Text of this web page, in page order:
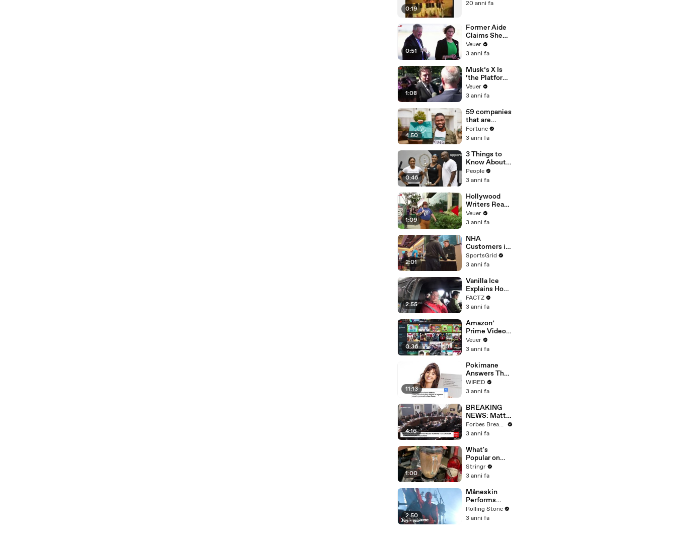
0:19
20 anni fa
0:51
Former Aide
Claims She
Was Asked to
Make a ‘Hit
Trump
Veuer
3 anni fa
1:08
Musk’s X Is
‘the Platform
With the
Largest Ratio
Misinformatio
n or
Disinformatio
n’ Amongst
All Social
Media
Platforms
Veuer
3 anni fa
4:50
59 companies
that are
changing the
world: From
Chobani
Fortune
3 anni fa
0:46
3 Things to
Know About
Coco Gauff's
Parents
People
3 anni fa
1:09
Hollywood
Writers Reach
‘Tentative
Agreement’
After 146 Day
Strike
Veuer
3 anni fa
2:01
NHA
Customers in
Limbo as
Company
Potential
Merger
SportsGrid
3 anni fa
2:55
Vanilla Ice
Explains How
the 90’s
Shaped
FACTZ
3 anni fa
0:36
Amazon’
Prime Video
Will Show
Commercials
Year
Veuer
3 anni fa
11:13
Pokimane
Answers The
Web's Most
Searched
WIRED
3 anni fa
4:16
BREAKING
NEWS: Matt
Gaetz Tells
House
'I'm Not Going
To Vote For A
Continuing
Resolution'
Forbes Breaking News
3 anni fa
1:00
What's
Popular on
Uber Eats?
Stringr
3 anni fa
2:50
Måneskin
Performs
"HONEY" at
MSG
Rolling Stone
3 anni fa